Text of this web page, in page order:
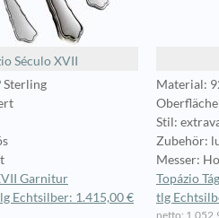
Século XVII
Sterling
Garnitur
Echtsilber: 1.415,00 €
Material:
Stil:
Zubehör:
Messer:
Topázio
tlg
netto: